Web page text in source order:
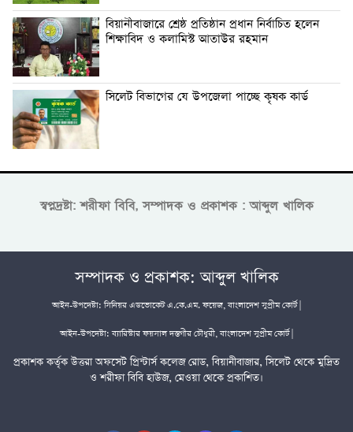
বিয়ানীবাজারে শ্রেষ্ঠ প্রতিষ্ঠান প্রধান নির্বাচিত হলেন
শিক্ষাবিদ ও কলামিস্ট আতাউর রহমান
সিলেট বিভাগের যে উপজেলা পাচ্ছে কৃষক কার্ড
স্বপ্নদ্রষ্টা: শরীফা বিবি, সম্পাদক ও প্রকাশক : আব্দুল খালিক
সম্পাদক ও প্রকাশক: আব্দুল খালিক
আইন-উপদেষ্টা: সিনিয়র এডভোকেট এ.কে.এম. ফয়েজ, বাংলাদেশ সুপ্রীম কোর্ট |
আইন-উপদেষ্টা: ব্যারিস্টার ফয়সাল দস্তগীর চৌধুরী, বাংলাদেশ সুপ্রীম কোর্ট |
প্রকাশক কর্তৃক উত্তরা অফসেট প্রিন্টার্স কলেজ রোড, বিয়ানীবাজার, সিলেট থেকে মুদ্রিত
ও শরীফা বিবি হাউজ, মেওয়া থেকে প্রকাশিত।